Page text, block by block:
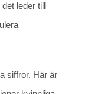
leder till
siffror. Här är